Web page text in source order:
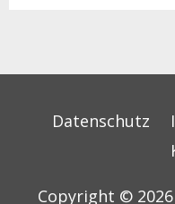
Datenschutz
Copyright © 2026